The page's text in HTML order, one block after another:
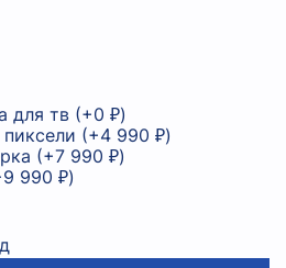
для тв (+0 ₽)
(+4 990 ₽)
(+7 990 ₽)
9 990 ₽)